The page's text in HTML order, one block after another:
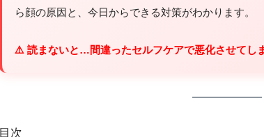
ら顔の原因と、今日からできる対策がわかります。
⚠️ 読まないと…間違ったセルフケアで悪化させてし
目次